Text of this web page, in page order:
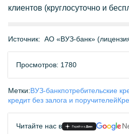
клиентов (круглосуточно и
Источник: АО «ВУЗ-банк»
Просмотров: 1780
Метки:ВУЗ-банкпотребительские
кредит без залога и поручителей
Читайте нас в